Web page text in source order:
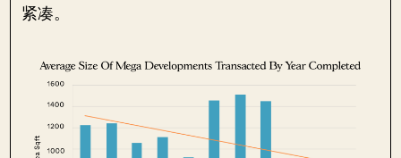
紧凑。